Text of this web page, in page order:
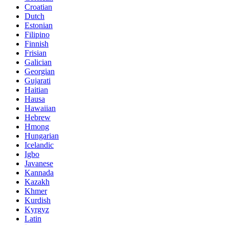
Croatian
Dutch
Estonian
Filipino
Finnish
Frisian
Galician
Georgian
Gujarati
Haitian
Hausa
Hawaiian
Hebrew
Hmong
Hungarian
Icelandic
Igbo
Javanese
Kannada
Kazakh
Khmer
Kurdish
Kyrgyz
Latin